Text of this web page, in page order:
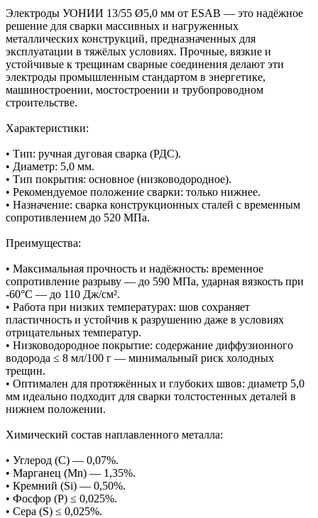
Электроды УОНИИ 13/55 Ø5,0 мм от ESAB — это надёжное
решение для сварки массивных и нагруженных
металлических конструкций, предназначенных для
эксплуатации в тяжёлых условиях. Прочные, вязкие и
устойчивые к трещинам сварные соединения делают эти
электроды промышленным стандартом в энергетике,
машиностроении, мостостроении и трубопроводном
строительстве.
Характеристики:
• Тип: ручная дуговая сварка (РДС).
• Диаметр: 5,0 мм.
• Тип покрытия: основное (низководородное).
• Рекомендуемое положение сварки: только нижнее.
• Назначение: сварка конструкционных сталей с временным
сопротивлением до 520 МПа.
Преимущества:
• Максимальная прочность и надёжность: временное
сопротивление разрыву — до 590 МПа, ударная вязкость при
-60°C — до 110 Дж/см².
• Работа при низких температурах: шов сохраняет
пластичность и устойчив к разрушению даже в условиях
отрицательных температур.
• Низководородное покрытие: содержание диффузионного
водорода ≤ 8 мл/100 г — минимальный риск холодных
трещин.
• Оптимален для протяжённых и глубоких швов: диаметр 5,0
мм идеально подходит для сварки толстостенных деталей в
нижнем положении.
Химический состав наплавленного металла:
• Углерод (C) — 0,07%.
• Марганец (Mn) — 1,35%.
• Кремний (Si) — 0,50%.
• Фосфор (P) ≤ 0,025%.
• Сера (S) ≤ 0,025%.